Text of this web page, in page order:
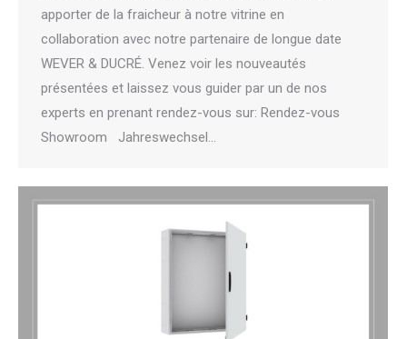
apporter de la fraicheur à notre vitrine en
collaboration avec notre partenaire de longue date
WEVER & DUCRÉ. Venez voir les nouveautés
présentées et laissez vous guider par un de nos
experts en prenant rendez-vous sur: Rendez-vous
Showroom Jahreswechsel…